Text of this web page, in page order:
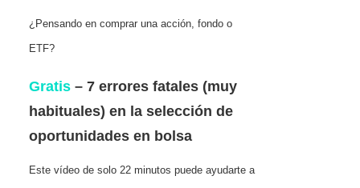
¿Pensando en comprar una acción, fondo o
ETF?
Gratis – 7 errores fatales (muy
habituales) en la selección de
oportunidades en bolsa
Este vídeo de solo 22 minutos puede ayudarte a